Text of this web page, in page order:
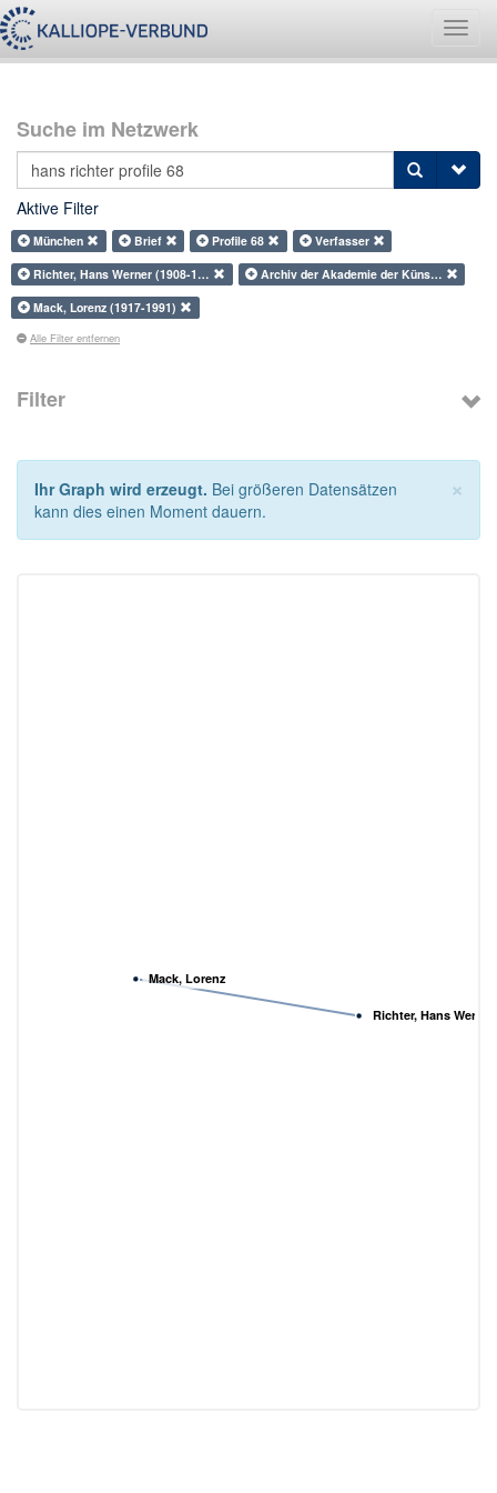
Suche im Netzwerk
Aktive Filter
München Brief Profile 68
Verfasser
Richter, Hans Werner (1908-1…
Archiv der Akademie der Küns…
Mack, Lorenz (1917-1991)
Alle Filter entfernen
Filter
×
Ihr Graph wird erzeugt. Bei größeren Datensätzen
kann dies einen Moment dauern.
Mack, Lorenz
Richter, Hans Werner